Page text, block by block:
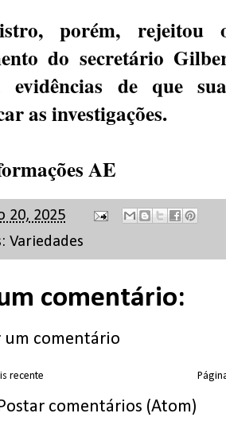
porém,
do secretário
de que
as investigações.
AE
20, 2025
Variedades
comentário:
um comentário
recente
comentários (Atom)